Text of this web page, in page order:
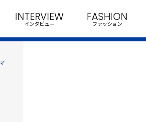
INTERVIEW
インタビュー
FASHION
ファッション